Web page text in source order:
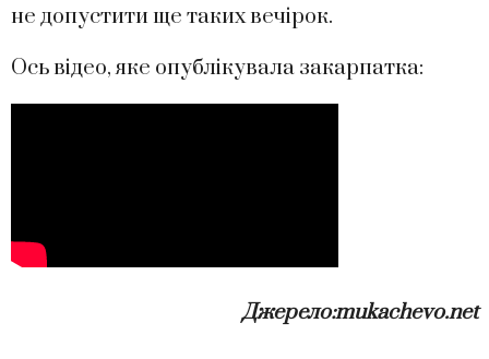
не допустити ще таких вечірок.
Ось відео, яке опублікувала закарпатка:
Джерело:mukachevo.net